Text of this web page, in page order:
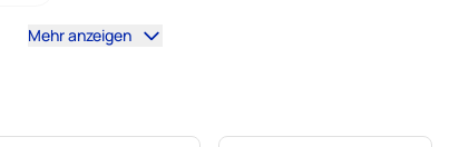
Nespresso® Zubehör für Nespresso®
Mehr anzeigen